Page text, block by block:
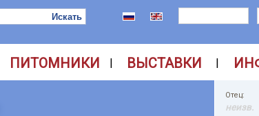
ПИТОМНИКИ | ВЫСТАВКИ |
Отец:
неизв.